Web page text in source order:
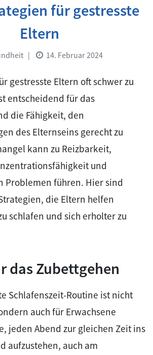
für gestresste
Eltern
| 14. Februar 2024
gestresste Eltern oft schwer zu
entscheidend für das
die Fähigkeit, den
des Elternseins gerecht zu
kann zu Reizbarkeit,
und
Problemen führen. Hier sind
die Eltern helfen
schlafen und sich erholter zu
das Zubettgehen
Schlafenszeit-Routine ist nicht
auch für Erwachsene
jeden Abend zur gleichen Zeit ins
aufzustehen, auch am